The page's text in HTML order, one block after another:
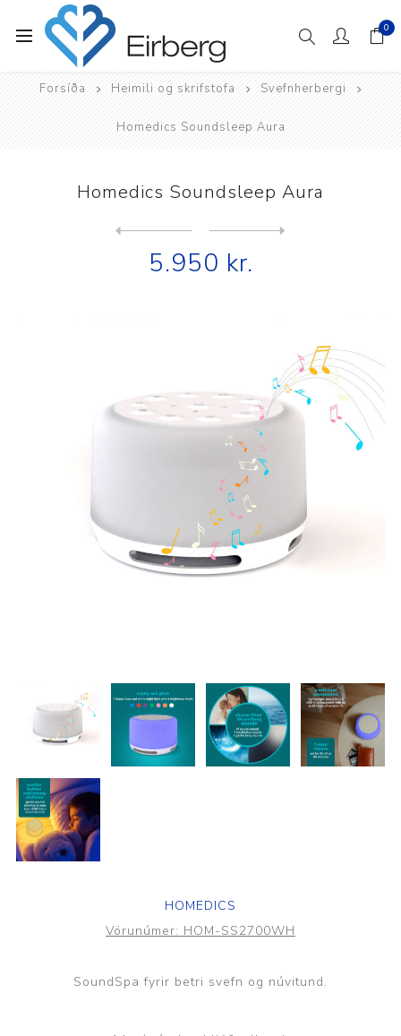
0
Forsíða Heimili og skrifstofa Svefnherbergi
Homedics Soundsleep Aura
Homedics Soundsleep Aura
5.950 kr.
HOMEDICS
Vörunúmer: HOM-SS2700WH
SoundSpa fyrir betri svefn og núvitund.